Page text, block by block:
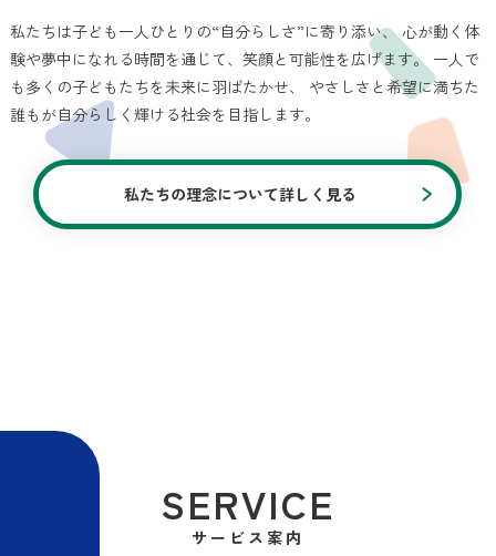
私たちは子ども一人ひとりの“自分らしさ”に寄り添い、 心が動く体
験や夢中になれる時間を通じて、笑顔と可能性を広げます。 一人で
も多くの子どもたちを未来に羽ばたかせ、 やさしさと希望に満ちた
誰もが自分らしく輝ける社会を目指します。
私たちの理念について詳しく見る
SERVICE
サービス案内